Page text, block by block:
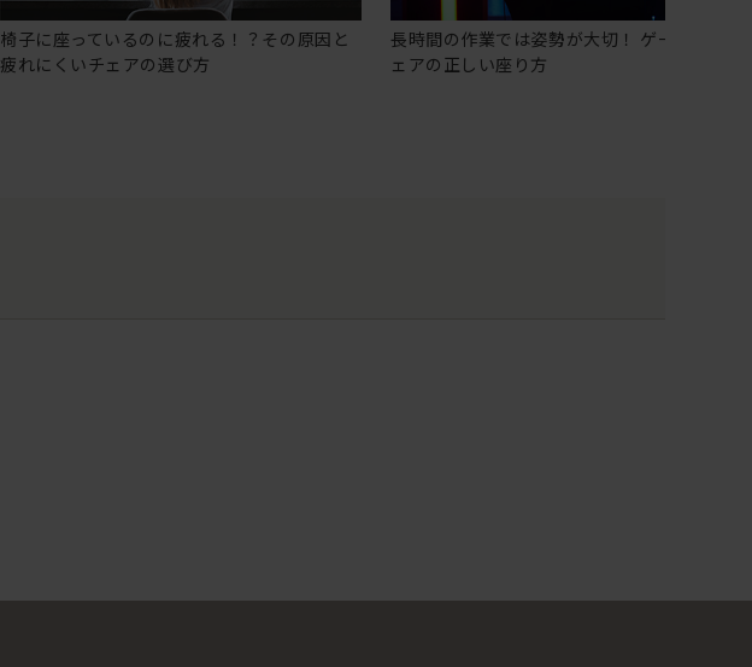
椅子に座っているのに疲れる！？その原因と
疲れにくいチェアの選び方
長時間の作業では姿勢が大切！ ゲーミングチ
ェアの正しい座り方